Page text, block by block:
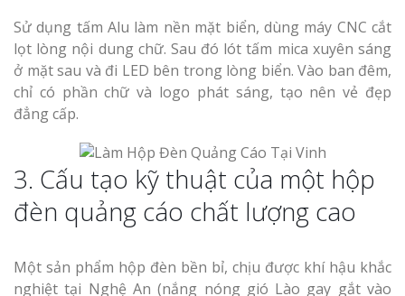
Sử dụng tấm Alu làm nền mặt biển, dùng máy CNC cắt
lọt lòng nội dung chữ. Sau đó lót tấm mica xuyên sáng
ở mặt sau và đi LED bên trong lòng biển. Vào ban đêm,
chỉ có phần chữ và logo phát sáng, tạo nên vẻ đẹp
đẳng cấp.
3. Cấu tạo kỹ thuật của một hộp
đèn quảng cáo chất lượng cao
Một sản phẩm hộp đèn bền bỉ, chịu được khí hậu khắc
nghiệt tại Nghệ An (nắng nóng gió Lào gay gắt vào